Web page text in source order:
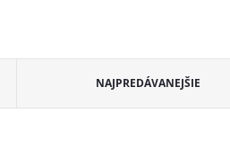
NAJPREDÁVANEJŠIE